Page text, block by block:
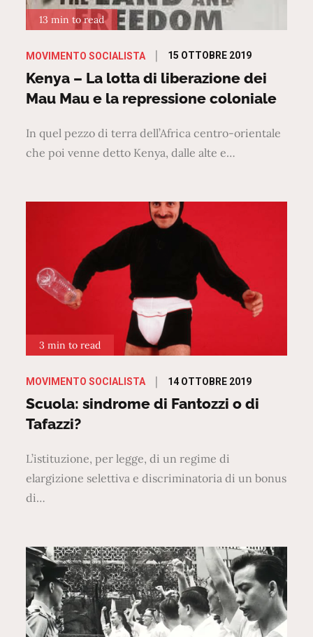
13 min to read
MOVIMENTO SOCIALISTA
Posted
on
15 OTTOBRE 2019
Kenya – La lotta di liberazione dei
Mau Mau e la repressione coloniale
In quel pezzo di terra dell’Africa centro-orientale
che poi venne detto Kenya, dalle alte e…
3 min to read
MOVIMENTO SOCIALISTA
Posted
on
14 OTTOBRE 2019
Scuola: sindrome di Fantozzi o di
Tafazzi?
L’istituzione, per legge, di un regime di
elargizione selettiva e discriminatoria di un bonus
di…